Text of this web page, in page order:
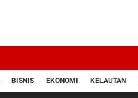
BISNIS EKONOMI KELAUTAN